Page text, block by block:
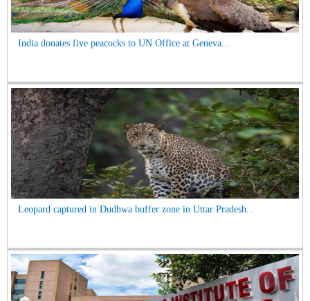
India donates five peacocks to UN Office at Geneva...
Leopard captured in Dudhwa buffer zone in Uttar Pradesh...